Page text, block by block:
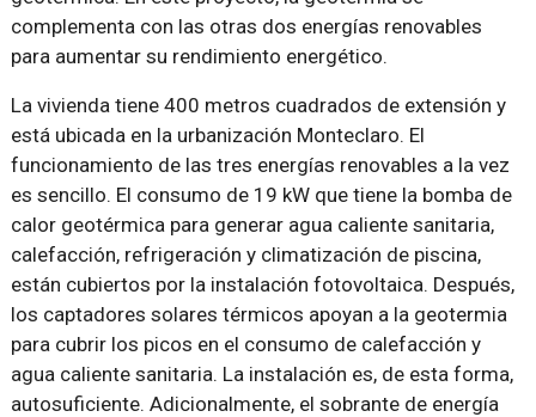
complementa con las otras dos energías renovables
para aumentar su rendimiento energético.
La vivienda tiene 400 metros cuadrados de extensión y
está ubicada en la urbanización Monteclaro. El
funcionamiento de las tres energías renovables a la vez
es sencillo. El consumo de 19 kW que tiene la bomba de
calor geotérmica para generar agua caliente sanitaria,
calefacción, refrigeración y climatización de piscina,
están cubiertos por la instalación fotovoltaica. Después,
los captadores solares térmicos apoyan a la geotermia
para cubrir los picos en el consumo de calefacción y
agua caliente sanitaria. La instalación es, de esta forma,
autosuficiente. Adicionalmente, el sobrante de energía